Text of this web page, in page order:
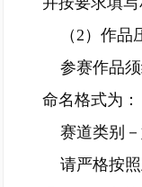
（2）作品
参赛作品须
命名格式为：
赛道类别－
请严格按照